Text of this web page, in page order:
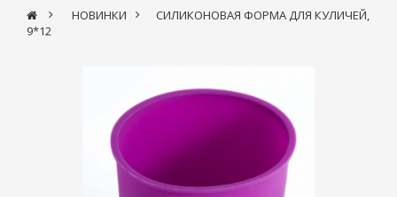
> НОВИНКИ >
СИЛИКОНОВАЯ ФОРМА ДЛЯ КУЛИЧЕЙ,
9*12